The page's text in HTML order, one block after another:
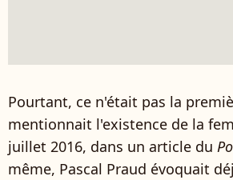
Pourtant, ce n'était pas la
mentionnait l'existence de la
juillet 2016, dans un article du
même, Pascal Praud évoquait